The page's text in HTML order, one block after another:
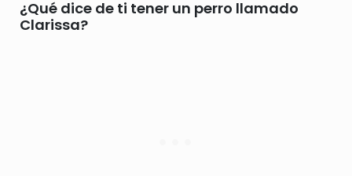
¿Qué dice de ti tener un perro llamado
Clarissa?